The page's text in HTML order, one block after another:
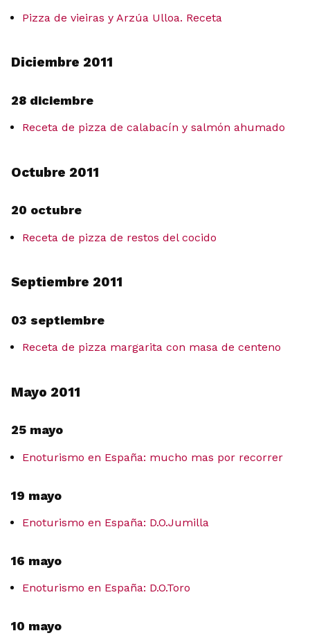
Pizza de vieiras y Arzúa Ulloa. Receta
Diciembre 2011
28 diciembre
Receta de pizza de calabacín y salmón ahumado
Octubre 2011
20 octubre
Receta de pizza de restos del cocido
Septiembre 2011
03 septiembre
Receta de pizza margarita con masa de centeno
Mayo 2011
25 mayo
Enoturismo en España: mucho mas por recorrer
19 mayo
Enoturismo en España: D.O.Jumilla
16 mayo
Enoturismo en España: D.O.Toro
10 mayo